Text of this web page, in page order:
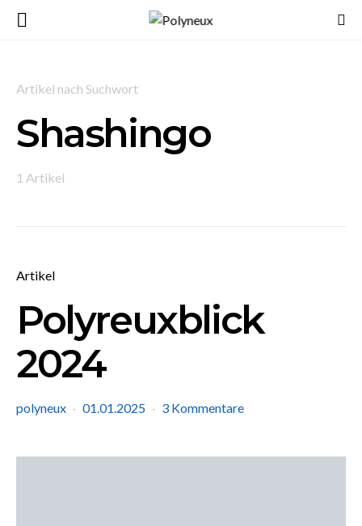
Artikel nach Suchwort
Shashingo
1 Artikel
Artikel
Polyreuxblick
2024
polyneux 01.01.2025 3 Kommentare